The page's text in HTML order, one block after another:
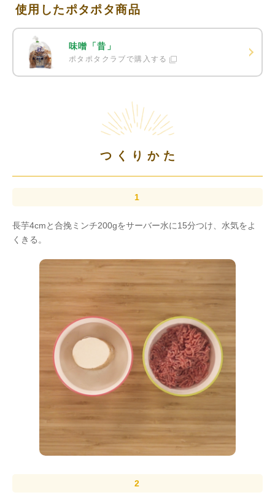
使用したポタポタ商品
味噌「昔」
ポタポタクラブで購入する
つくりかた
長芋4cmと合挽ミンチ200gをサーバー水に15分つけ、水気をよ
くきる。